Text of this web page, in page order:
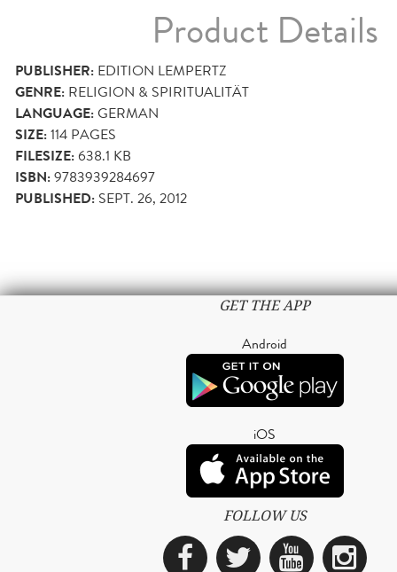
Product Details
PUBLISHER: EDITION LEMPERTZ
GENRE: RELIGION & SPIRITUALITÄT
LANGUAGE:GERMAN
SIZE:114 PAGES
FILESIZE:638.1 KB
ISBN:9783939284697
PUBLISHED: SEPT. 26, 2012
GET THE APP
Android
iOS
FOLLOW US
Facebook
Twitter